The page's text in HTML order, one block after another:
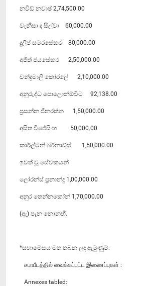
නවීඩ් නවාෂ් 2,74,500.00
වැනීසා ද සිල්වා 60,000.00
දුලීප් සමරසේකර 80,000.00
අජිත් ජයසේකර 2,50,000.00
චන්ද්‍රමාලි කෝරලේ 2,10,000.00
අනුරුද්ධ පොලොන්ඕවිට 92,138.00
ප්‍රසන්න ජිනරත්න 1,50,000.00
අසිත විජේසිංහ 50,000.00
කාර්ල්ටන් බර්නාඩ්ස් 1,50,000.00
ඉවත් වූ සේවකයන්
ලෝරන්ස් ප්‍රනාන්දු 1,00,000.00
අනුර තෙන්නකෝන් 1,70,000.00
(ඇ) පැන නොනඟී.
*සභාමේසය මත තබන ලද ඇමුණුම්:
சபாபீடத்தில் வைக்கப்பட்ட இணைப்புகள் :
Annexes tabled: